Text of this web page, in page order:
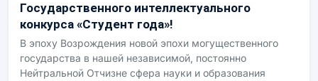
Государственного интеллектуального
конкурса «Студент года»!
В эпоху Возрождения новой эпохи могущественного
государства в нашей независимой, постоянно
Нейтральной Отчизне сфера науки и образования